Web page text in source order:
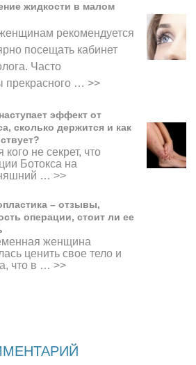
жидкости в малом
рекомендуется
посещать кабинет
Часто
прекрасного … >>
эффект от
сколько держится и как
кого не секрет, что
Ботокса на
… >>
– отзывы,
операции, стоит ли ее
женщина
ценить свое тело и
что в … >>